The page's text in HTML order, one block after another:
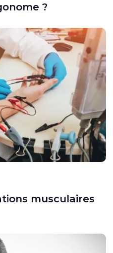
?
musculaires